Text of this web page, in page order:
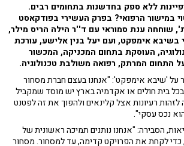
ללא ספק בחדשנות בתחומים רבים.
במישור הרפואי? בפרק העשירי בפודקאסט
שוחחה ענת סמוראי עם ד''ר הילה הריס מילר,
בשיבא אימפקט, ועם יעל בנין אלישע, עורכת
העוסקת בתחום המכניקה, המכשור
התחום המרתק, רפואה משולבת טכנולוגיה.
על 'שיבא אימפקט': "אנחנו בעצם חברת מסחור
בכל בית חולים או אקדמיה בארץ יש מוסד שמקביל
לזהות רעיונות אצל קלינאים ולהפוך את זה לפטנט
נכס עסקי".
הסבירה: "אנחנו נותנים תמיכה ראשונית של
כדי לקחת את הפרויקט קדימה, עד למסחור. מסחור